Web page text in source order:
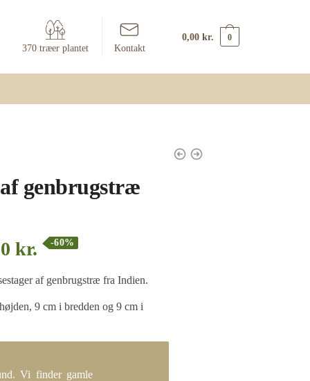
370 træer plantet Kontakt
0,00 kr. 0
genbrugstræ
kr. -60%
af genbrugstræ fra Indien.
9 cm i bredden og 9 cm i
Vi finder gamle